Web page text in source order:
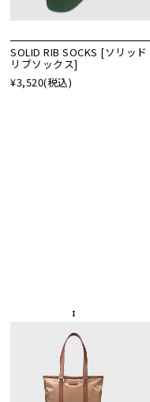
SOLID RIB SOCKS [ソリッド
リブソックス]
¥3,520(税込)